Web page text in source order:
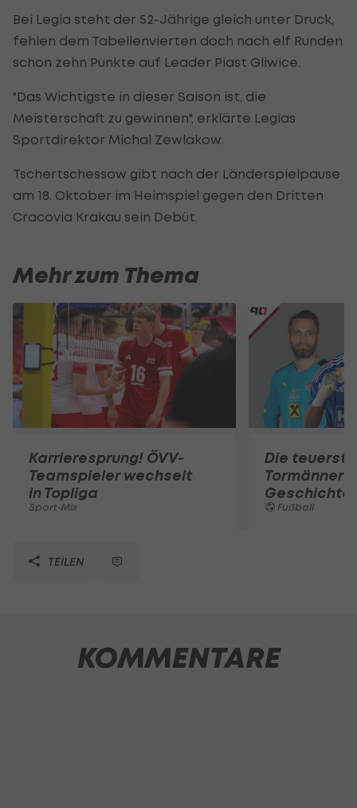
Bei Legia steht der 52-Jährige gleich unter Druck,
fehlen dem Tabellenvierten doch nach elf Runden
schon zehn Punkte auf Leader Piast Gliwice.
"Das Wichtigste in dieser Saison ist, die
Meisterschaft zu gewinnen", erklärte Legias
Sportdirektor Michal Zewlakow.
Tschertschessow gibt nach der Länderspielpause
am 18. Oktober im Heimspiel gegen den Dritten
Cracovia Krakau sein Debüt.
Mehr zum Thema
Karrieresprung! ÖVV-
Teamspieler wechselt
in Topliga
Sport-Mix
Die
Tormänner
Geschichte
Fußball
TEILEN
KOMMENTARE